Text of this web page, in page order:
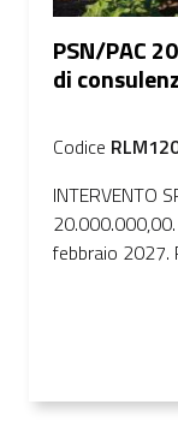
PSN/PAC
di
Codice
INTERVENTO
febbraio 2027.
o più
Sono
operativa in